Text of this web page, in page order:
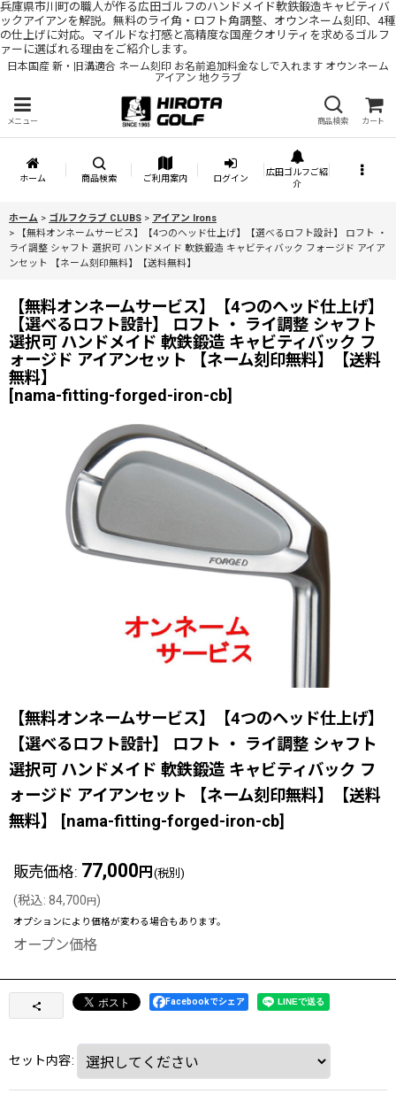
兵庫県市川町の職人が作る広田ゴルフのハンドメイド軟鉄鍛造キャビティバ
ックアイアンを解説。無料のライ角・ロフト角調整、オウンネーム刻印、4種
の仕上げに対応。マイルドな打感と高精度な国産クオリティを求めるゴルフ
ァーに選ばれる理由をご紹介します。
日本国産 新・旧溝適合 ネーム刻印 お名前追加料金なしで入れます オウンネーム
アイアン 地クラブ
メニュー 商品検索 カート
ホーム 商品検索 ご利用案内 ログイン
広田ゴルフご紹
介
ホーム > ゴルフクラブ CLUBS > アイアン Irons
>
【無料オンネームサービス】【4つのヘッド仕上げ】【選べるロフト設計】 ロフト ・
ライ調整 シャフト 選択可 ハンドメイド 軟鉄鍛造 キャビティバック フォージド アイア
ンセット 【ネーム刻印無料】【送料無料】
【無料オンネームサービス】【4つのヘッド仕上げ】
【選べるロフト設計】 ロフト ・ ライ調整 シャフト
選択可 ハンドメイド 軟鉄鍛造 キャビティバック フ
ォージド アイアンセット 【ネーム刻印無料】【送料
無料】
[nama-fitting-forged-iron-cb]
【無料オンネームサービス】【4つのヘッド仕上げ】
【選べるロフト設計】 ロフト ・ ライ調整 シャフト
選択可 ハンドメイド 軟鉄鍛造 キャビティバック フ
ォージド アイアンセット 【ネーム刻印無料】【送料
無料】
[nama-fitting-forged-iron-cb]
販売価格: 77,000 円 (税別)
(税込: 84,700 円 )
オプションにより価格が変わる場合もあります。
オープン価格
Facebookでシェア
セット内容: